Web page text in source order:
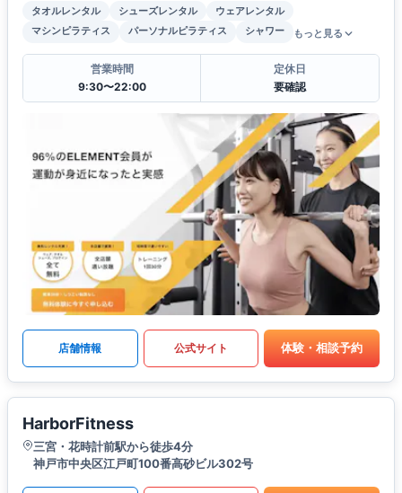
タオルレンタル シューズレンタル
ウェアレンタル
マシンピラティス
パーソナルピラティス シャワー もっと見る
営業時間
9:30〜22:00
定休日
要確認
店舗情報 公式サイト 体験・相談予約
HarborFitness
三宮・花時計前駅から徒歩4分
神戸市中央区江戸町100番高砂ビル302号